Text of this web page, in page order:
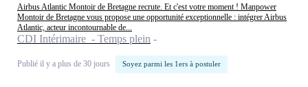
Airbus Atlantic Montoir de Bretagne recrute. Et c'est votre moment ! Manpower
Montoir de Bretagne vous propose une opportunité exceptionnelle : intégrer Airbus
Atlantic, acteur incontournable de...
CDI Intérimaire - Temps plein
Publié il y a plus de 30 jours Soyez parmi les 1ers à postuler